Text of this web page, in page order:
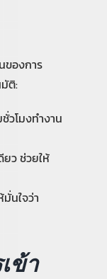
องการ
ติ:
วโมงทำงาน
ว ช่วยให้
นใจว่า
ข้า